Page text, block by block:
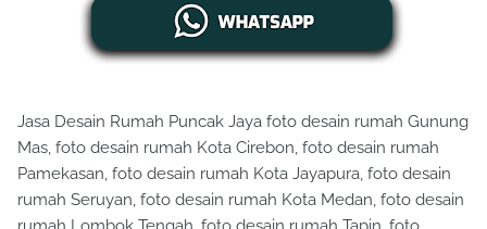
Jasa Desain Rumah Puncak Jaya foto desain rumah Gunung
Mas, foto desain rumah Kota Cirebon, foto desain rumah
Pamekasan, foto desain rumah Kota Jayapura, foto desain
rumah Seruyan, foto desain rumah Kota Medan, foto desain